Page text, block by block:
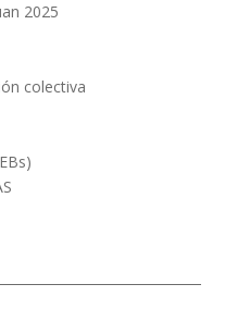
2025
colectiva